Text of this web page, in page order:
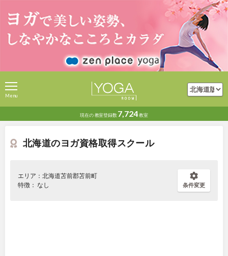
現在の教室登録数 7,724教室
Menu
北海道のヨガ資格取得スクール
エリア：北海道苫前郡苫前町
特徴： なし
条件変更